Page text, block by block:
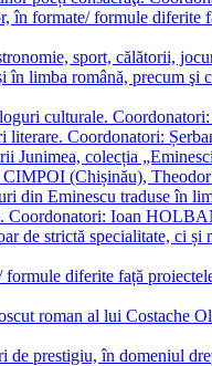
în formate/ formule
sport, călătorii,
în limba română, precum
culturale.
literare. Coordonatori:
Junimea, colecția
CIMPOI (Chișinău),
din Eminescu traduse
Coordonatori: Ioan
de strictă specialitate, ci
formule diferite față
roman al lui Costache
de prestigiu, în domeniul